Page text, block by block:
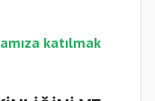
katılmak